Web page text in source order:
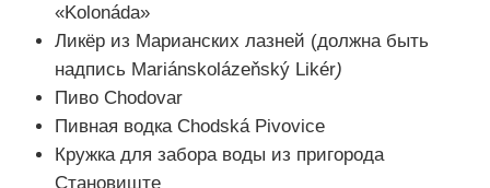
«Kolonáda»
Ликёр из Марианских лазней (должна быть
надпись Mariánskolázeňský Likér)
Пиво Chodovar
Пивная водка Chodská Pivovice
Кружка для забора воды из пригорода
Становиште